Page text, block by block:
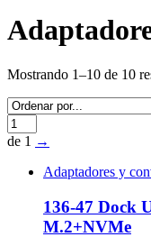
Mostrando 1–10 de 10
de 1 →
Adaptadores y
136-47 Dock
M.2+NVMe